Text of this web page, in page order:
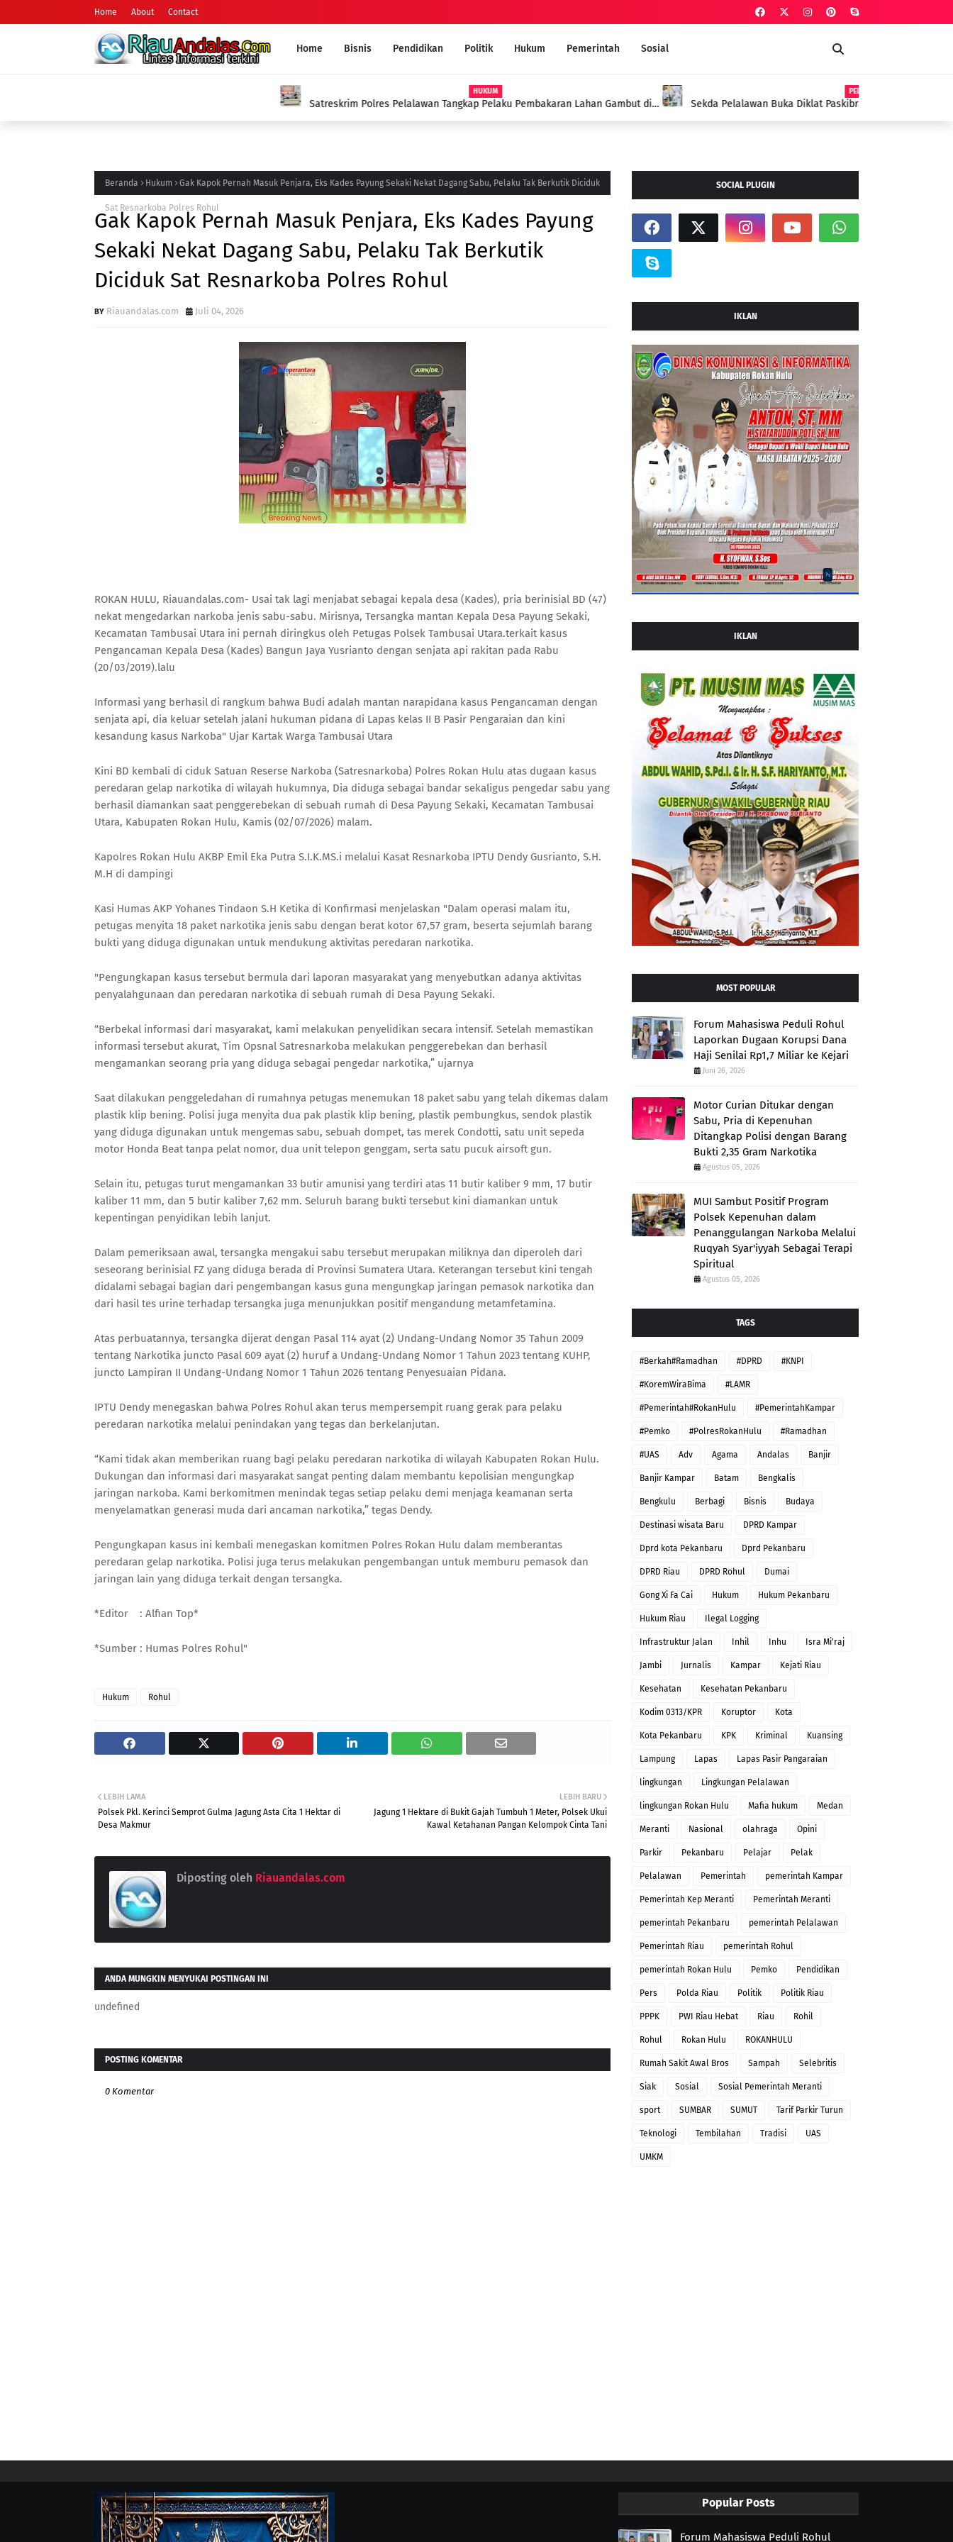
Home About Contact
Home Bisnis Pendidikan Politik Hukum Pemerintah Sosial
HUKUM
Satreskrim Polres Pelalawan Tangkap Pelaku Pembakaran Lahan Gambut di
PELALAWAN
Sekda Pelalawan Buka Diklat Paskibraka 2026, Tekankan Disiplin dan
Beranda Hukum Gak Kapok Pernah Masuk Penjara, Eks Kades Payung Sekaki Nekat Dagang Sabu, Pelaku Tak Berkutik Diciduk
Sat Resnarkoba Polres Rohul
Gak Kapok Pernah Masuk Penjara, Eks Kades Payung
Sekaki Nekat Dagang Sabu, Pelaku Tak Berkutik
Diciduk Sat Resnarkoba Polres Rohul
Riauandalas.com Juli 04, 2026
ROKAN HULU, Riauandalas.com- Usai tak lagi menjabat sebagai kepala desa (Kades), pria berinisial BD (47)
nekat mengedarkan narkoba jenis sabu-sabu. Mirisnya, Tersangka mantan Kepala Desa Payung Sekaki,
Kecamatan Tambusai Utara ini pernah diringkus oleh Petugas Polsek Tambusai Utara.terkait kasus
Pengancaman Kepala Desa (Kades) Bangun Jaya Yusrianto dengan senjata api rakitan pada Rabu
(20/03/2019).lalu
Informasi yang berhasil di rangkum bahwa Budi adalah mantan narapidana kasus Pengancaman dengan
senjata api, dia keluar setelah jalani hukuman pidana di Lapas kelas II B Pasir Pengaraian dan kini
kesandung kasus Narkoba" Ujar Kartak Warga Tambusai Utara
Kini BD kembali di ciduk Satuan Reserse Narkoba (Satresnarkoba) Polres Rokan Hulu atas dugaan kasus
peredaran gelap narkotika di wilayah hukumnya, Dia diduga sebagai bandar sekaligus pengedar sabu yang
berhasil diamankan saat penggerebekan di sebuah rumah di Desa Payung Sekaki, Kecamatan Tambusai
Utara, Kabupaten Rokan Hulu, Kamis (02/07/2026) malam.
Kapolres Rokan Hulu AKBP Emil Eka Putra S.I.K.MS.i melalui Kasat Resnarkoba IPTU Dendy Gusrianto, S.H.
M.H di dampingi
Kasi Humas AKP Yohanes Tindaon S.H Ketika di Konfirmasi menjelaskan "Dalam operasi malam itu,
petugas menyita 18 paket narkotika jenis sabu dengan berat kotor 67,57 gram, beserta sejumlah barang
bukti yang diduga digunakan untuk mendukung aktivitas peredaran narkotika.
"Pengungkapan kasus tersebut bermula dari laporan masyarakat yang menyebutkan adanya aktivitas
penyalahgunaan dan peredaran narkotika di sebuah rumah di Desa Payung Sekaki.
“Berbekal informasi dari masyarakat, kami melakukan penyelidikan secara intensif. Setelah memastikan
informasi tersebut akurat, Tim Opsnal Satresnarkoba melakukan penggerebekan dan berhasil
mengamankan seorang pria yang diduga sebagai pengedar narkotika,” ujarnya
Saat dilakukan penggeledahan di rumahnya petugas menemukan 18 paket sabu yang telah dikemas dalam
plastik klip bening. Polisi juga menyita dua pak plastik klip bening, plastik pembungkus, sendok plastik
yang diduga digunakan untuk mengemas sabu, sebuah dompet, tas merek Condotti, satu unit sepeda
motor Honda Beat tanpa pelat nomor, dua unit telepon genggam, serta satu pucuk airsoft gun.
Selain itu, petugas turut mengamankan 33 butir amunisi yang terdiri atas 11 butir kaliber 9 mm, 17 butir
kaliber 11 mm, dan 5 butir kaliber 7,62 mm. Seluruh barang bukti tersebut kini diamankan untuk
kepentingan penyidikan lebih lanjut.
Dalam pemeriksaan awal, tersangka mengakui sabu tersebut merupakan miliknya dan diperoleh dari
seseorang berinisial FZ yang diduga berada di Provinsi Sumatera Utara. Keterangan tersebut kini tengah
didalami sebagai bagian dari pengembangan kasus guna mengungkap jaringan pemasok narkotika dan
dari hasil tes urine terhadap tersangka juga menunjukkan positif mengandung metamfetamina.
Atas perbuatannya, tersangka dijerat dengan Pasal 114 ayat (2) Undang-Undang Nomor 35 Tahun 2009
tentang Narkotika juncto Pasal 609 ayat (2) huruf a Undang-Undang Nomor 1 Tahun 2023 tentang KUHP,
juncto Lampiran II Undang-Undang Nomor 1 Tahun 2026 tentang Penyesuaian Pidana.
IPTU Dendy menegaskan bahwa Polres Rohul akan terus mempersempit ruang gerak para pelaku
peredaran narkotika melalui penindakan yang tegas dan berkelanjutan.
“Kami tidak akan memberikan ruang bagi pelaku peredaran narkotika di wilayah Kabupaten Rokan Hulu.
Dukungan dan informasi dari masyarakat sangat penting dalam membantu kepolisian mengungkap
jaringan narkoba. Kami berkomitmen menindak tegas setiap pelaku demi menjaga keamanan serta
menyelamatkan generasi muda dari ancaman narkotika,” tegas Dendy.
Pengungkapan kasus ini kembali menegaskan komitmen Polres Rokan Hulu dalam memberantas
peredaran gelap narkotika. Polisi juga terus melakukan pengembangan untuk memburu pemasok dan
jaringan lain yang diduga terkait dengan tersangka.
*Editor : Alfian Top*
*Sumber : Humas Polres Rohul"
Hukum Rohul
LEBIH BARU
Jagung 1 Hektare di Bukit Gajah Tumbuh 1 Meter, Polsek Ukui
Kawal Ketahanan Pangan Kelompok Cinta Tani
LEBIH LAMA
Polsek Pkl. Kerinci Semprot Gulma Jagung Asta Cita 1 Hektar di
Desa Makmur
Diposting oleh Riauandalas.com
ANDA MUNGKIN MENYUKAI POSTINGAN INI
undefined
POSTING KOMENTAR
0 Komentar
SOCIAL PLUGIN
IKLAN
IKLAN
MOST POPULAR
Forum Mahasiswa Peduli Rohul
Laporkan Dugaan Korupsi Dana
Haji Senilai Rp1,7 Miliar ke Kejari
Juni 26, 2026
Motor Curian Ditukar dengan
Sabu, Pria di Kepenuhan
Ditangkap Polisi dengan Barang
Bukti 2,35 Gram Narkotika
Agustus 05, 2026
MUI Sambut Positif Program
Polsek Kepenuhan dalam
Penanggulangan Narkoba Melalui
Ruqyah Syar'iyyah Sebagai Terapi
Spiritual
Agustus 05, 2026
TAGS
#Berkah#Ramadhan #DPRD #KNPI
#KoremWiraBima #LAMR
#Pemerintah#RokanHulu #PemerintahKampar
#Pemko #PolresRokanHulu #Ramadhan
#UAS Adv Agama Andalas Banjir
Banjir Kampar Batam Bengkalis
Bengkulu Berbagi Bisnis Budaya
Destinasi wisata Baru DPRD Kampar
Dprd kota Pekanbaru Dprd Pekanbaru
DPRD Riau DPRD Rohul Dumai
Gong Xi Fa Cai Hukum Hukum Pekanbaru
Hukum Riau Ilegal Logging
Infrastruktur Jalan Inhil Inhu Isra Mi'raj
Jambi Jurnalis Kampar Kejati Riau
Kesehatan Kesehatan Pekanbaru
Kodim 0313/KPR Koruptor Kota
Kota Pekanbaru KPK Kriminal Kuansing
Lampung Lapas Lapas Pasir Pangaraian
lingkungan Lingkungan Pelalawan
lingkungan Rokan Hulu Mafia hukum Medan
Meranti Nasional olahraga Opini
Parkir Pekanbaru Pelajar Pelak
Pelalawan Pemerintah pemerintah Kampar
Pemerintah Kep Meranti Pemerintah Meranti
pemerintah Pekanbaru pemerintah Pelalawan
Pemerintah Riau pemerintah Rohul
pemerintah Rokan Hulu Pemko Pendidikan
Pers Polda Riau Politik Politik Riau
PPPK PWI Riau Hebat Riau Rohil
Rohul Rokan Hulu ROKANHULU
Rumah Sakit Awal Bros Sampah Selebritis
Siak Sosial Sosial Pemerintah Meranti
sport SUMBAR SUMUT Tarif Parkir Turun
Teknologi Tembilahan Tradisi UAS
UMKM
Popular Posts
Forum Mahasiswa Peduli Rohul